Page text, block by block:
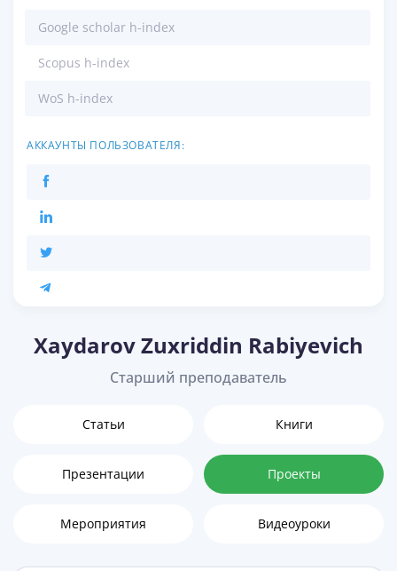
Google scholar h-index
Scopus h-index
WoS h-index
АККАУНТЫ ПОЛЬЗОВАТЕЛЯ:
Xaydarov Zuxriddin Rabiyevich
Старший преподаватель
Статьи Книги
Презентации Проекты
Мероприятия Видеоуроки